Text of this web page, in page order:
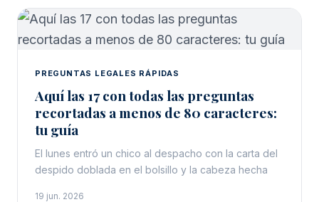
PREGUNTAS LEGALES RÁPIDAS
Aquí las 17 con todas las preguntas
recortadas a menos de 80 caracteres:
tu guía
El lunes entró un chico al despacho con la carta del
despido doblada en el bolsillo y la cabeza hecha
19 jun. 2026